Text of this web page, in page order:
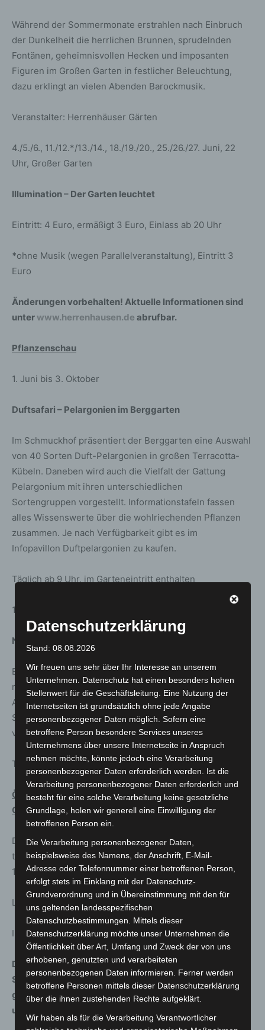
Während der Sommermonate erstrahlen nach Einbruch
der Dunkelheit die herrlichen Brunnen, sprudelnden
Fontänen, geheimnisvollen Hecken und imposanten
Figuren im Großen Garten in festlicher Beleuchtung,
dazu erklingt an vielen Abenden Barockmusik.
Veranstalter: Herrenhäuser Gärten
4./5./6., 11./12.*/13./14., 18./19./20., 25./26./27. Juni, 22
Uhr, Großer Garten
Illumination – Der Garten leuchtet
Eintritt: 4 Euro, ermäßigt 3 Euro, Einlass ab 20 Uhr
*ohne Musik (wegen Parallelveranstaltung), Eintritt 3
Euro
Änderungen vorbehalten! Aktuelle Informationen sind
unterwww.herrenhausen.de abrufbar.
Pflanzenschau
1. Juni bis 3. Oktober
Duftsafari – Pelargonien im Berggarten
Im Schmuckhof präsentiert der Berggarten eine Auswahl
von 40 Sorten Duft-Pelargonien in großen Terracotta-
Kübeln. Daneben wird auch die Vielfalt der Gattung
Pelargonium mit ihren unterschiedlichen
Sortengruppen vorgestellt. Informationstafeln fassen
alles Wissenswerte über die wohlriechenden Pflanzen
zusammen. Je nach Verfügbarkeit gibt es im
Infopavillon Duftpelargonien zu kaufen.
Täglich ab 9 Uhr, im Garteneintritt enthalten
14. Juni bis 3. Oktober, Berggarten
Neue Wilde
Es geht um die Globalisierung der Pflanzenwelt. Wie
reisen Pflanzen? Wie kommt es zu ihrer massiven
Ausbreitung? Pflanzensteckbriefe stellen beim
Spaziergang durch den Berggarten etliche „Neue Wilde“
vor.
Täglich ab 9 Uhr, im Garteneintritt enthalten
Öffnungszeiten und Eintrittspreise in den Herrenhäuser
Gärten
Der Große Garten und der Berggarten sind im Juni
täglich von 9 Uhr bis 20 Uhr geöffnet, die Grotte ist bis
19.30 Uhr geöffnet.
Letzter Einlass: eine Stunde vor Schließung der Gärten.
Infopavillon: täglich von 10 bis 18 Uhr.
Das Museum Schloss Herrenhausen und der Schloss
Shop sowie die Schauhäuser sind voraussichtlich
geschlossen. Aktuelle Informationen sind
unter
Datenschutzerklärung
Stand: 08.08.2026
Wir freuen uns sehr über Ihr Interesse an unserem
Unternehmen. Datenschutz hat einen besonders hohen
Stellenwert für die Geschäftsleitung. Eine Nutzung der
Internetseiten ist grundsätzlich ohne jede Angabe
personenbezogener Daten möglich. Sofern eine
betroffene Person besondere Services unseres
Unternehmens über unsere Internetseite in Anspruch
nehmen möchte, könnte jedoch eine Verarbeitung
personenbezogener Daten erforderlich werden. Ist die
Verarbeitung personenbezogener Daten erforderlich und
besteht für eine solche Verarbeitung keine gesetzliche
Grundlage, holen wir generell eine Einwilligung der
betroffenen Person ein.
Die Verarbeitung personenbezogener Daten,
beispielsweise des Namens, der Anschrift, E-Mail-
Adresse oder Telefonnummer einer betroffenen Person,
erfolgt stets im Einklang mit der Datenschutz-
Grundverordnung und in Übereinstimmung mit den für
uns geltenden landesspezifischen
Datenschutzbestimmungen. Mittels dieser
Datenschutzerklärung möchte unser Unternehmen die
Öffentlichkeit über Art, Umfang und Zweck der von uns
erhobenen, genutzten und verarbeiteten
personenbezogenen Daten informieren. Ferner werden
betroffene Personen mittels dieser Datenschutzerklärung
über die ihnen zustehenden Rechte aufgeklärt.
Wir haben als für die Verarbeitung Verantwortlicher